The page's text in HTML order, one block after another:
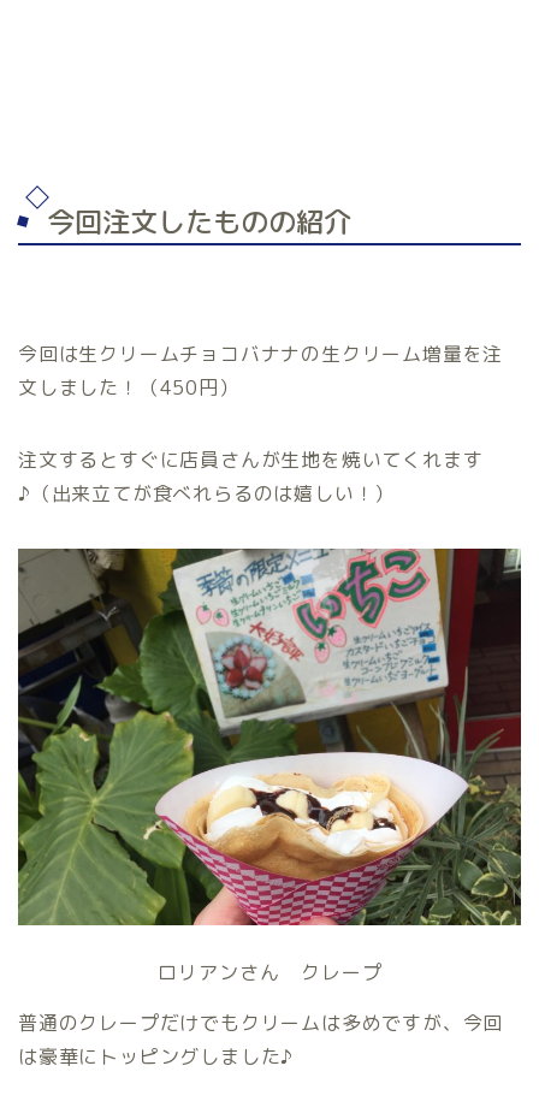
今回注文したものの紹介
今回は生クリームチョコバナナの生クリーム増量を注
文しました！（450円）
注文するとすぐに店員さんが生地を焼いてくれます
♪（出来立てが食べれらるのは嬉しい！）
ロリアンさん クレープ
普通のクレープだけでもクリームは多めですが、今回
は豪華にトッピングしました♪